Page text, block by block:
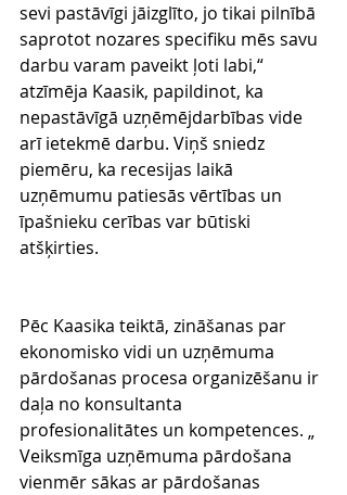
sevi pastāvīgi jāizglīto, jo tikai pilnībā
saprotot nozares specifiku mēs savu
darbu varam paveikt ļoti labi,“
atzīmēja Kaasik, papildinot, ka
nepastāvīgā uzņēmējdarbības vide
arī ietekmē darbu. Viņš sniedz
piemēru, ka recesijas laikā
uzņēmumu patiesās vērtības un
īpašnieku cerības var būtiski
atšķirties.
Pēc Kaasika teiktā, zināšanas par
ekonomisko vidi un uzņēmuma
pārdošanas procesa organizēšanu ir
daļa no konsultanta
profesionalitātes un kompetences. „
Veiksmīga uzņēmuma pārdošana
vienmēr sākas ar pārdošanas